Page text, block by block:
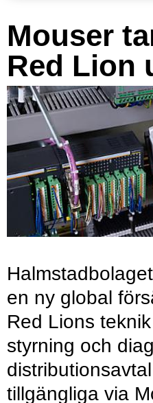
Mouser
Red Lion
en ny global
Red Lions
styrning och
tillgängliga via